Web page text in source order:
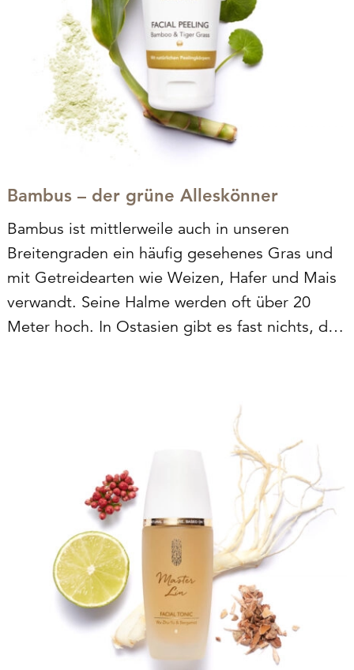
Bambus – der grüne Alleskönner
Bambus ist mittlerweile auch in unseren
Breitengraden ein häufig gesehenes Gras und
mit Getreidearten wie Weizen, Hafer und Mais
verwandt. Seine Halme werden oft über 20
Meter hoch. In Ostasien gibt es fast nichts, das